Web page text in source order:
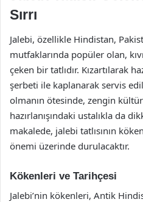
Sırrı
Jalebi, özellikle Hindistan,
mutfaklarında popüler olan,
çeken bir tatlıdır. Kızartılarak
şerbeti ile kaplanarak servis
olmanın ötesinde, zengin
hazırlanışındaki ustalıkla da
makalede, jalebi tatlısının
önemi üzerinde durulacaktır.
Kökenleri ve Tarihçesi
Jalebi’nin kökenleri, Antik